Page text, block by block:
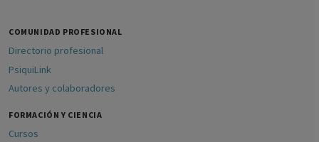
COMUNIDAD PROFESIONAL
Directorio profesional
PsiquiLink
Autores y colaboradores
FORMACIÓN Y CIENCIA
Cursos